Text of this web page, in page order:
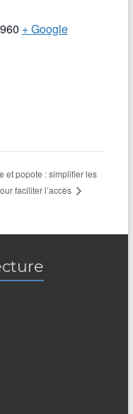
+ Google
et popote : simplifier les
faciliter l’accès